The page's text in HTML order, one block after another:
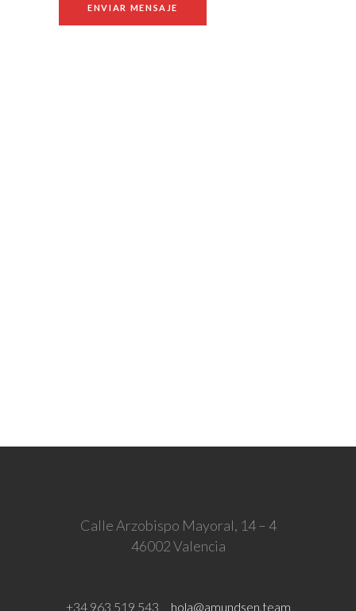
Calle Arzobispo Mayoral, 14 – 4
46002 Valencia
+34 963 519 543 hola@amundsen.team